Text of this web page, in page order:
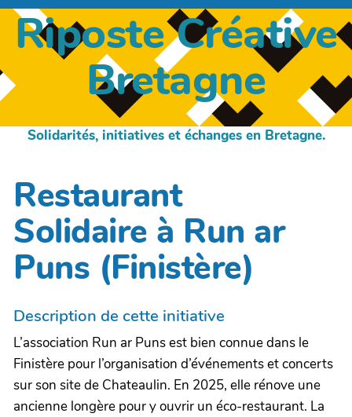
Riposte Créative
Bretagne
Solidarités, initiatives et échanges en Bretagne.
Restaurant
Solidaire à Run ar
Puns (Finistère)
Description de cette initiative
L’association Run ar Puns est bien connue dans le
Finistère pour l’organisation d’événements et concerts
sur son site de Chateaulin. En 2025, elle rénove une
ancienne longère pour y ouvrir un éco-restaurant. La